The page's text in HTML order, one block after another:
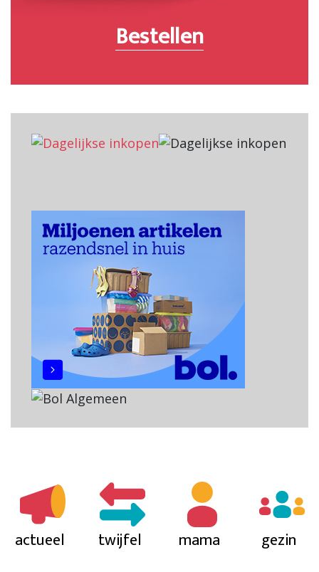
Bestellen
actueel twijfel mama gezin